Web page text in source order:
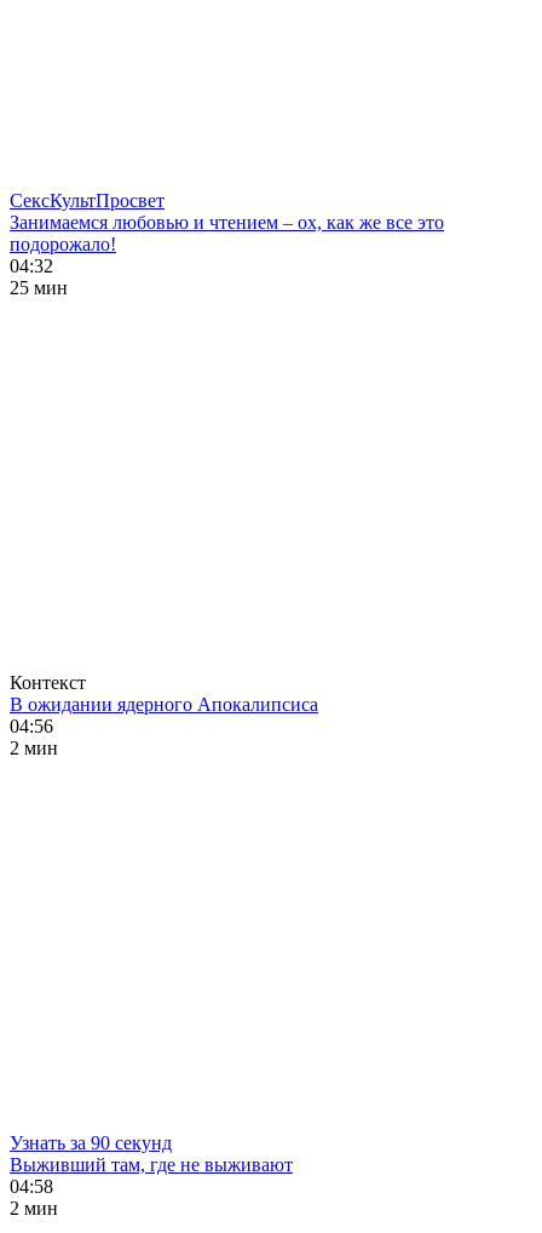
СексКультПросвет
Занимаемся любовью и чтением – ох, как же все это
подорожало!
04:32
25 мин
Контекст
В ожидании ядерного Апокалипсиса
04:56
2 мин
Узнать за 90 секунд
Выживший там, где не выживают
04:58
2 мин